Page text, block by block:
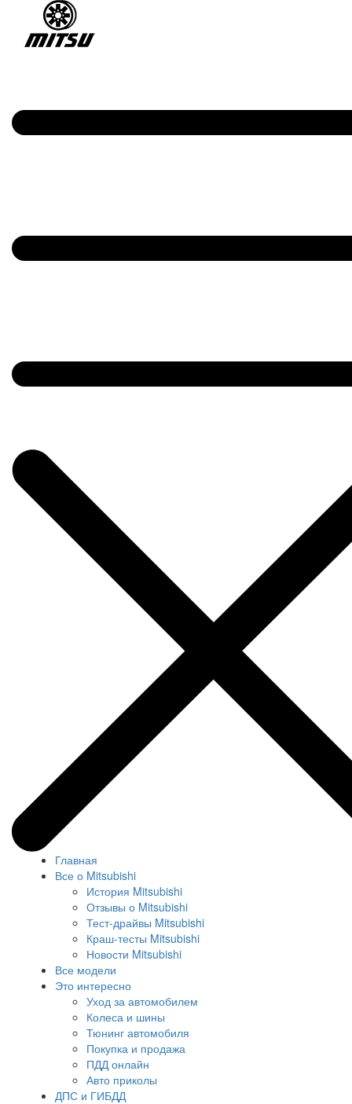
Главная
Все о Mitsubishi
История Mitsubishi
Отзывы о Mitsubishi
Тест-драйвы Mitsubishi
Краш-тесты Mitsubishi
Новости Mitsubishi
Все модели
Это интересно
Уход за автомобилем
Колеса и шины
Тюнинг автомобиля
Покупка и продажа
ПДД онлайн
Авто приколы
ДПС и ГИБДД